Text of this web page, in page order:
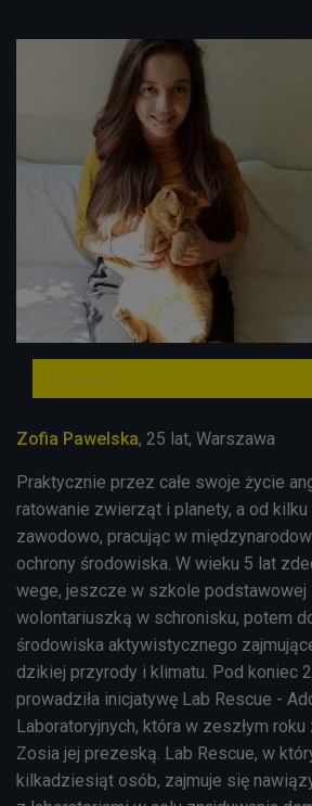
Zofia Pawelska
Zofia Pawelska, 25 lat, Warszawa
Praktycznie przez całe swoje życie
ratowanie zwierząt i planety, a od
zawodowo, pracując w
ochrony środowiska. W wieku 5 lat
wege, jeszcze w szkole podstawowej
wolontariuszką w schronisku, potem
środowiska aktywistycznego
dzikiej przyrody i klimatu. Pod koniec
prowadziła inicjatywę Lab Rescue -
Laboratoryjnych, która w zeszłym roku
Zosia jej prezeską. Lab Rescue, w
kilkadziesiąt osób, zajmuje się